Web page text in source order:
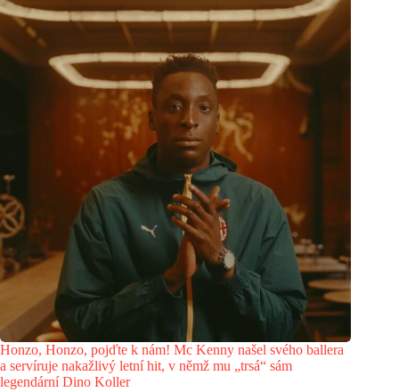
Honzo, Honzo, pojďte k nám! Mc Kenny našel svého ballera
a servíruje nakažlivý letní hit, v němž mu „trsá“ sám
legendární Dino Koller